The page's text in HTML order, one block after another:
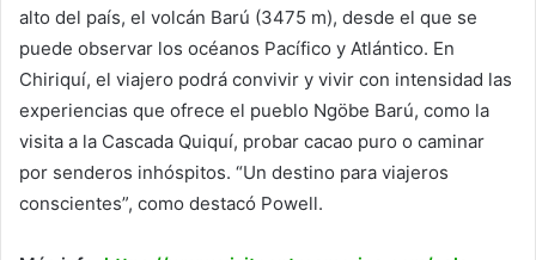
alto del país, el volcán Barú (3475 m), desde el que se
puede observar los océanos Pacífico y Atlántico. En
Chiriquí, el viajero podrá convivir y vivir con intensidad las
experiencias que ofrece el pueblo Ngöbe Barú, como la
visita a la Cascada Quiquí, probar cacao puro o caminar
por senderos inhóspitos. “Un destino para viajeros
conscientes”, como destacó Powell.